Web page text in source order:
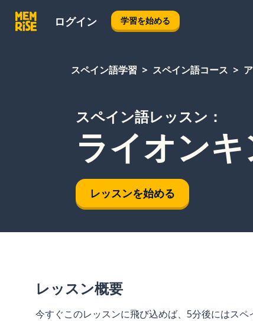
ログイン 学習を始める
スペイン語学習 スペイン語コース
スペイン語レッスン：
ライオン
レッスンを始める
レッスン概要
今すぐこのレッスンに飛び込めば、5分後にはスペ